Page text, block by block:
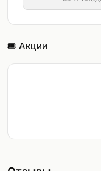
🎟️ Акции